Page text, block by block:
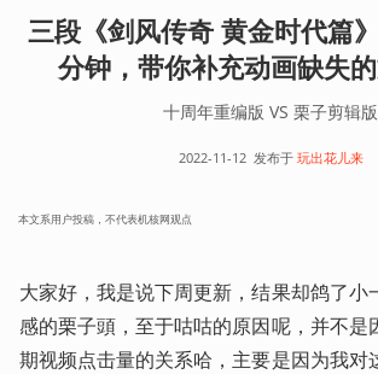
三段《剑风传奇 黄金时代篇
分钟，带你补充动画缺失
十周年重编版 VS 栗子剪辑版
2022-11-12 发布于 玩出花儿来
本文系用户投稿，不代表机核网观点
大家好，我是说下周更新，结果却鸽了小
感的栗子頭，至于咕咕的原因呢，并不是
期视频点击量的关系哈，主要是因为我对